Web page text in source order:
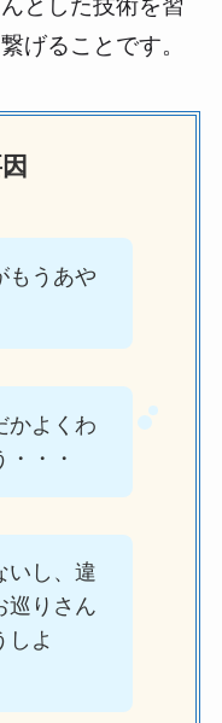
とした技術を習
げることです。
もうあや
かよくわ
・・
いし、違
巡りさん
しよ